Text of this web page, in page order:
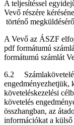
A teljesítéssel
Vevő részére
történő
A Vevő az ÁSZF
pdf formátumú
formátumú számlát
6.2
engedményezhetjük,
követeléskezelési
követelés
összhangban, az
információkat a